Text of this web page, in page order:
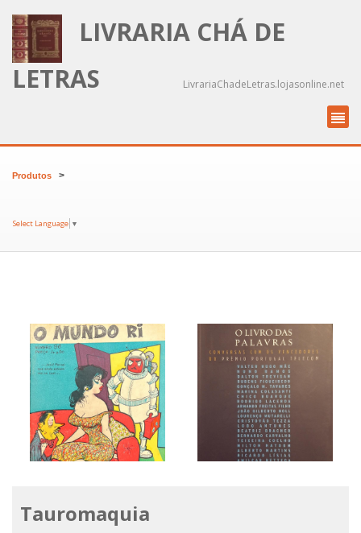
LIVRARIA CHÁ DE
LETRAS
LivrariaChadeLetras.lojasonline.net
Produtos >
Select Language ▼
O Mundo Ri
Tauromaquia